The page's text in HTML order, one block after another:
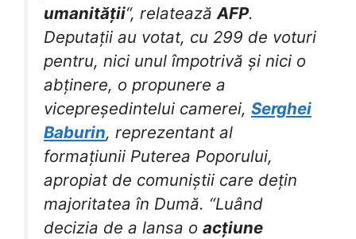
umanității“, relatează AFP.
Deputații au votat, cu 299 de voturi
pentru, nici unul împotrivă și nici o
abținere, o propunere a
vicepreședintelui camerei, Serghei
Baburin, reprezentant al
formațiunii Puterea Poporului,
apropiat de comuniștii care dețin
majoritatea în Dumă. “Luând
decizia de a lansa o acțiune